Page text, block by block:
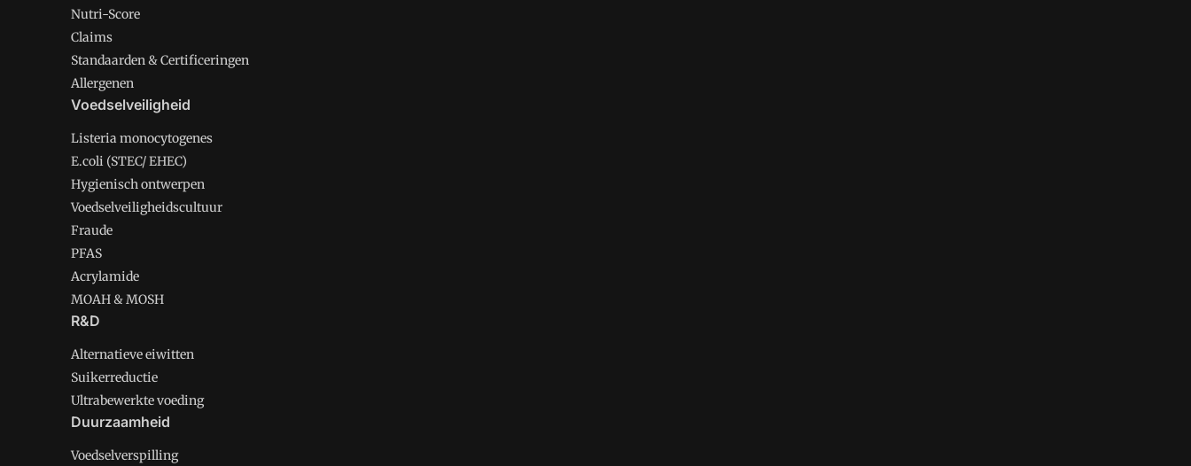
Nutri-Score
Claims
Standaarden & Certificeringen
Allergenen
Voedselveiligheid
Listeria monocytogenes
E.coli (STEC/ EHEC)
Hygienisch ontwerpen
Voedselveiligheidscultuur
Fraude
PFAS
Acrylamide
MOAH & MOSH
R&D
Alternatieve eiwitten
Suikerreductie
Ultrabewerkte voeding
Duurzaamheid
Voedselverspilling